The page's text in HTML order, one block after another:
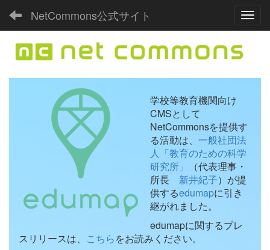
NetCommons公式サイト
学校等教育機関向け
CMSとして
NetCommonsを提供す
る活動は、 一般社団法
人「教育のための科学
研究所」
（代表理事・
所長 新井紀子）が提
供するedumapに引き
継がれました。
edumapに関するプレ
スリリースは、 こちらをお読みください。